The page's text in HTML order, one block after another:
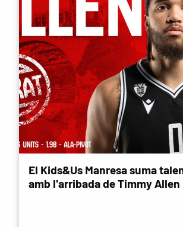
El Kids&Us Manresa suma
amb l'arribada de Timmy Allen